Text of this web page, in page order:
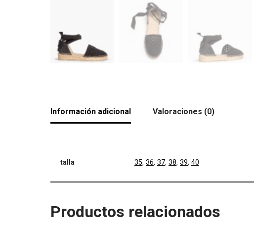
Información adicional Valoraciones (0)
talla 35, 36, 37, 38, 39, 40
Productos relacionados